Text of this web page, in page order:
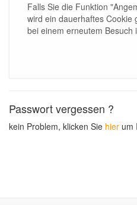
Falls Sie die Funktion
wird ein dauerhaftes Cookie
bei einem erneutem Besuch
Passwort vergessen ?
kein Problem, klicken Sie hier um